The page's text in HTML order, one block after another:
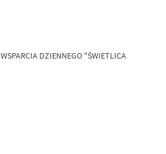
DZIENNEGO "ŚWIETLICA